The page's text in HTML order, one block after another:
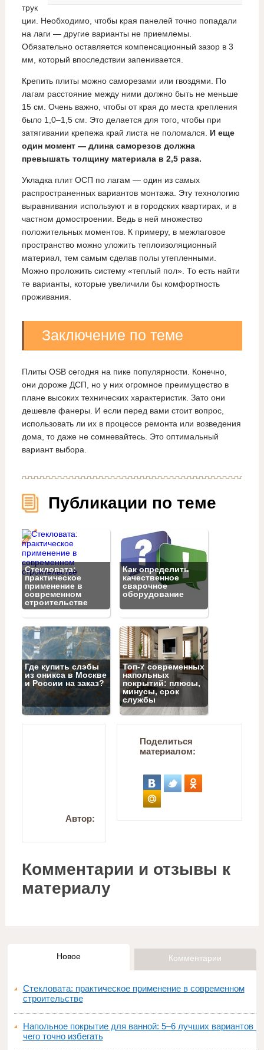
трук
ции. Необходимо, чтобы края панелей точно попадали
на лаги — другие варианты не приемлемы.
Обязательно оставляется компенсационный зазор в 3
мм, который впоследствии запенивается.
Крепить плиты можно саморезами или гвоздями. По
лагам расстояние между ними должно быть не меньше
15 см. Очень важно, чтобы от края до места крепления
было 1,0–1,5 см. Это делается для того, чтобы при
затягивании крепежа край листа не поломался. И еще
один момент —длина саморезов должна
превышать толщину материала в 2,5 раза.
Укладка плит ОСП по лагам — один из самых
распространенных вариантов монтажа. Эту технологию
выравнивания используют и в городских квартирах, и в
частном домостроении. Ведь в ней множество
положительных моментов. К примеру, в межлаговое
пространство можно уложить теплоизоляционный
материал, тем самым сделав полы утепленными.
Можно проложить систему «теплый пол». То есть найти
те варианты, которые увеличили бы комфортность
проживания.
Заключение по теме
Плиты OSB сегодня на пике популярности. Конечно,
они дороже ДСП, но у них огромное преимущество в
плане высоких технических характеристик. Зато они
дешевле фанеры. И если перед вами стоит вопрос,
использовать ли их в процессе ремонта или возведения
дома, то даже не сомневайтесь. Это оптимальный
вариант выбора.
Публикации по теме
Стекловата:
практическое
применение в
современном
строительстве
Как определить
качественное
сварочное
оборудование
Где купить слэбы
из оникса в Москве
и России на заказ?
Топ‑7 современных
напольных
покрытий: плюсы,
минусы, срок
службы
Автор:
Поделиться
материалом:
Комментарии и отзывы к
материалу
Новое Комментарии
Стекловата: практическое применение в современном
строительстве
Напольное покрытие для ванной: 5–6 лучших вариантов и
чего точно избегать